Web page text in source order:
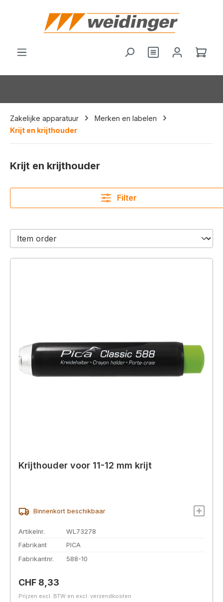
Je hebt 0 items
Zakelijke apparatuur
Merken en labelen
Krijt en krijthouder
Krijt en krijthouder
Filter
Krijthouder voor 11-12 mm krijt
Binnenkort beschikbaar
Artikelnr.
WL73278
Fabrikant
PICA
Fabrikantnr.
588-10
Normale prijs:
CHF 8,33
Prijzen excl. BTW en excl. verzendkosten